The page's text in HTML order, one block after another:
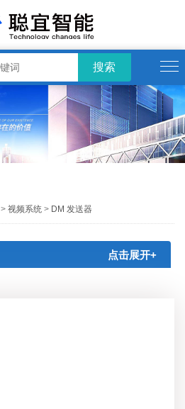
>视频系统 > DM 发送器
点击展开+